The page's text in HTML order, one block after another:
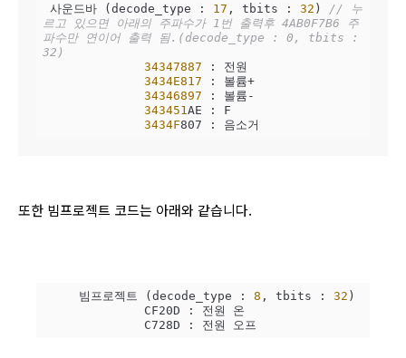
사운드바 (decode_type : 17 , tbits : 32 )
// 누
르고 있으면 아래의 주파수가 1번 출력후 4AB0F7B6 주
파수만 연이어 출력 됨.(decode_type : 0, tbits :
32)
34347887 : 전원
3434E817 : 볼륨+
34346897 : 볼륨-
343451 AE : F
3434F807 : 음소거
또한 빔프로젝트 코드는 아래와 같습니다.
     빔프로젝트 (decode_type :
8 , tbits : 32 )
              C728D : 전원 오프